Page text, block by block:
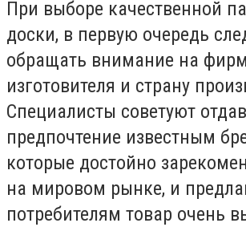
При выборе качественной
доски, в первую очередь
обращать внимание на
изготовителя и страну
Специалисты советуют
предпочтение известным
которые достойно
на мировом рынке, и
потребителям товар очень